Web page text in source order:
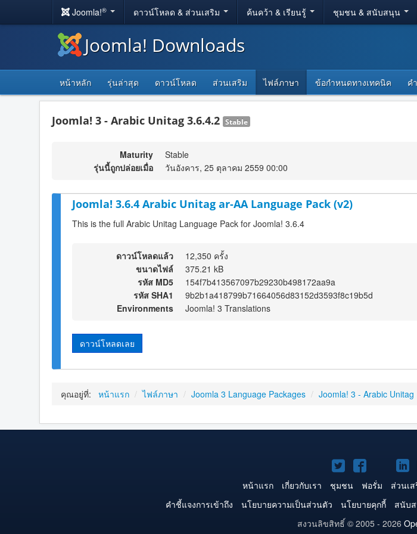
Joomla!® ดาวน์โหลด & ส่วนเสริม ค้นคว้า & เรียนรู้ ชุมชน & สนับสนุน
Joomla! Downloads
หน้าหลัก รุ่นล่าสุด ดาวน์โหลด ส่วนเสริม ไฟล์ภาษา ข้อกำหนดทางเทคนิค ค
Joomla! 3 - Arabic Unitag 3.6.4.2 Stable
Maturity
Stable
รุ่นนี้ถูกปล่อยเมื่อ
วันอังคาร, 25 ตุลาคม 2559 00:00
Joomla! 3.6.4 Arabic Unitag ar-AA Language Pack (v2)
This is the full Arabic Unitag Language Pack for Joomla! 3.6.4
ดาวน์โหลดแล้ว
12,350 ครั้ง
ขนาดไฟล์
375.21 kB
รหัส MD5
154f7b413567097b29230b498172aa9a
รหัส SHA1
9b2b1a418799b71664056d83152d3593f8c19b5d
Environments
Joomla! 3 Translations
ดาวน์โหลดเลย
คุณอยู่ที่: หน้าแรก / ไฟล์ภาษา / Joomla 3 Language Packages / Joomla! 3 - Arabic Unitag
Joomla!
บน
Twitter
Joomla!
บน
Facebook
บน บ
หน้าแรก เกี่ยวกับเรา ชุมชน ฟอรั่ม ส่วนเ
คำชี้แจงการเข้าถึง
นโยบายความเป็นส่วนตัว นโยบายคุกกี้ สนับส
สงวนลิขสิทธิ์ © 2005 - 2026